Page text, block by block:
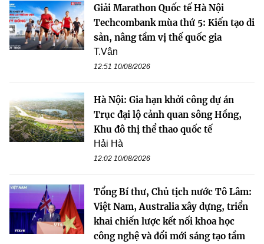
Giải Marathon Quốc tế Hà Nội
Techcombank mùa thứ 5: Kiến tạo di
sản, nâng tầm vị thế quốc gia
T.Vân
12:51 10/08/2026
Hà Nội: Gia hạn khởi công dự án
Trục đại lộ cảnh quan sông Hồng,
Khu đô thị thể thao quốc tế
Hải Hà
12:02 10/08/2026
Tổng Bí thư, Chủ tịch nước Tô Lâm:
Việt Nam, Australia xây dựng, triển
khai chiến lược kết nối khoa học
công nghệ và đổi mới sáng tạo tầm